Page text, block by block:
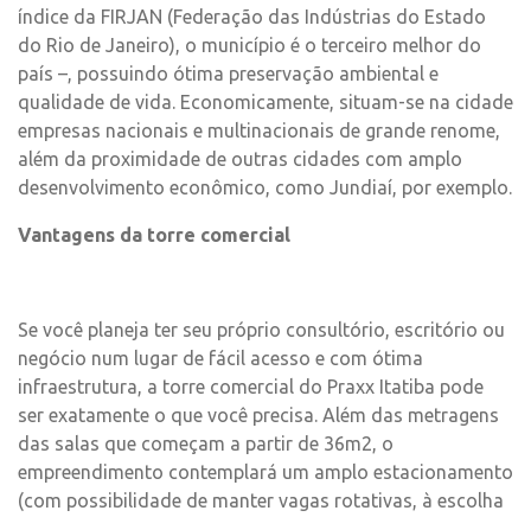
índice da FIRJAN (Federação das Indústrias do Estado
do Rio de Janeiro), o município é o terceiro melhor do
país –, possuindo ótima preservação ambiental e
qualidade de vida. Economicamente, situam-se na cidade
empresas nacionais e multinacionais de grande renome,
além da proximidade de outras cidades com amplo
desenvolvimento econômico, como Jundiaí, por exemplo.
Vantagens da torre comercial
Se você planeja ter seu próprio consultório, escritório ou
negócio num lugar de fácil acesso e com ótima
infraestrutura, a torre comercial do Praxx Itatiba pode
ser exatamente o que você precisa. Além das metragens
das salas que começam a partir de 36m2, o
empreendimento contemplará um amplo estacionamento
(com possibilidade de manter vagas rotativas, à escolha